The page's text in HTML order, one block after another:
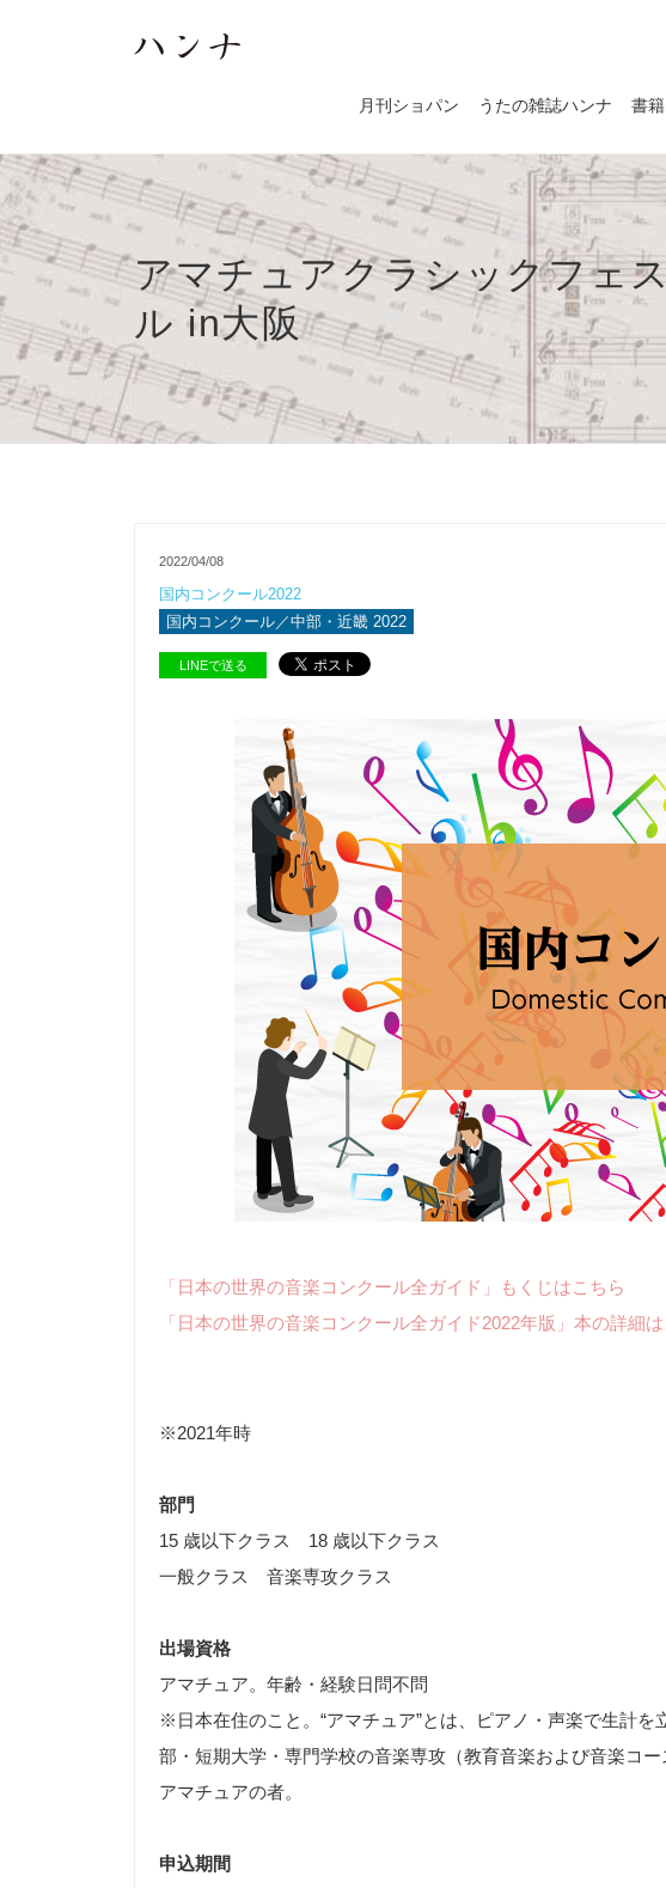
月刊ショパン うたの雑誌ハンナ 書
アマチュアクラシックフェ
ル in大阪
2022/04/08
国内コンクール2022
国内コンクール／中部・近畿 2022
LINEで送る
「日本の世界の音楽コンクール全ガイド」もくじはこちら
「日本の世界の音楽コンクール全ガイド2022年版」本の詳細
※2021年時
部門
15 歳以下クラス 18 歳以下クラス
一般クラス 音楽専攻クラス
出場資格
アマチュア。年齢・経験日問不問
※日本在住のこと。“アマチュア”とは、ピアノ・声楽で生計
部・短期大学・専門学校の音楽専攻（教育音楽および音楽コ
アマチュアの者。
申込期間